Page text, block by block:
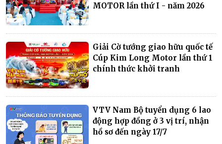
MOTOR lần thứ I - năm 2026
Giải Cờ tướng giao hữu quốc tế
Cúp Kim Long Motor lần thứ 1
chính thức khởi tranh
VTV Nam Bộ tuyển dụng 6 lao
động hợp đồng ở 3 vị trí, nhận
hồ sơ đến ngày 17/7